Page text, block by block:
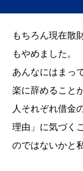
もちろん現在散
もやめました。
あんなにはまっ
楽に辞めること
人それぞれ借金
理由」に気づく
のではないかと